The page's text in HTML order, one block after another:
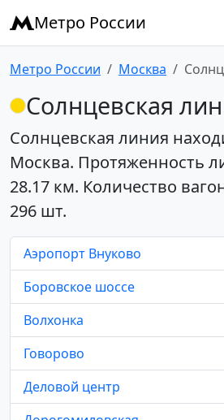
Метро России
Метро России Москва
Солнцевская
Солнцевская линия
Москва. Протяженность
28.17 км. Количество
296 шт.
Аэропорт Внуково
Боровское шоссе
Волхонка
Говорово
Деловой центр